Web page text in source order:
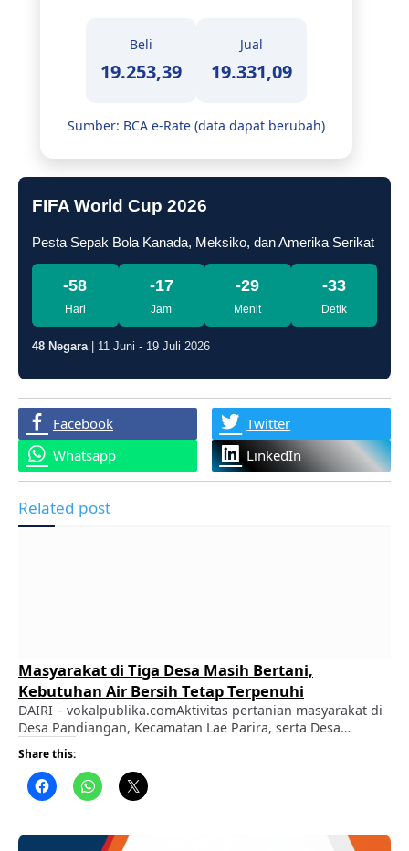
Beli
19.253,39
Jual
19.331,09
Sumber: BCA e-Rate (data dapat berubah)
FIFA World Cup 2026
Pesta Sepak Bola Kanada, Meksiko, dan Amerika Serikat
-58
Hari
-17
Jam
-29
Menit
-34
Detik
48 Negara| 11 Juni - 19 Juli 2026
Facebook
Twitter
Whatsapp
LinkedIn
Related post
Masyarakat di Tiga Desa Masih Bertani,
Kebutuhan Air Bersih Tetap Terpenuhi
DAIRI – vokalpublika.comAktivitas pertanian masyarakat di
Desa Pandiangan, Kecamatan Lae Parira, serta Desa
Bongkaras dan Desa Bonian, Kecamatan Silima Pungga-
Pungga, hingga saat ini masih berjalan seperti biasa.
Berdasarkan keterangan masyarakat dan perangkat desa,
kebutuhan air bersih untuk rumah tangga maupun
Pandiangan, yang dihuni sekitar 1.654 jiwa atau 463 kepala
Share this: